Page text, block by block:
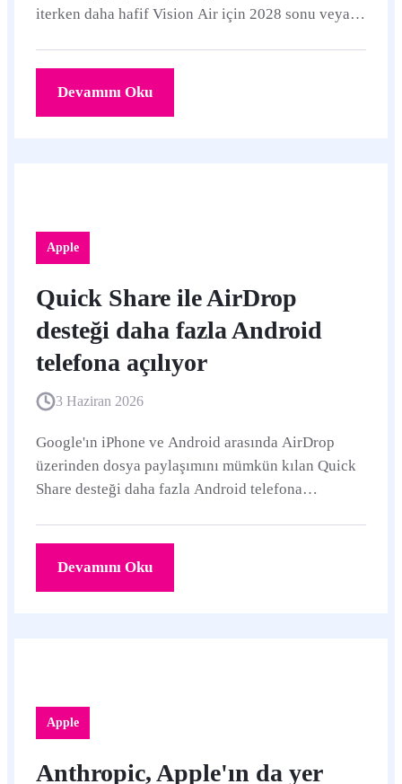
iterken daha hafif Vision Air için 2028 sonu veya
Devamını Oku
Apple
Quick Share ile AirDrop
desteği daha fazla Android
telefona açılıyor
3 Haziran 2026
Google'ın iPhone ve Android arasında AirDrop
üzerinden dosya paylaşımını mümkün kılan Quick
Share desteği daha fazla Android telefona
gerekli.
Devamını Oku
Apple
Anthropic, Apple'ın da yer